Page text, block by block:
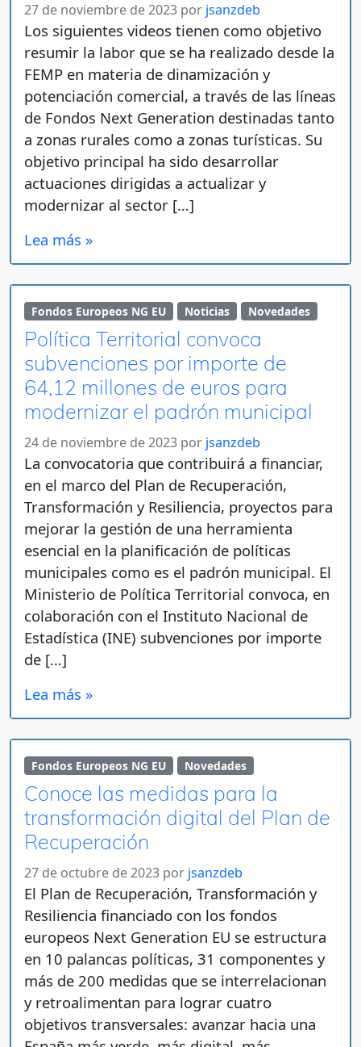
27 de noviembre de 2023 por jsanzdeb
Los siguientes videos tienen como objetivo
resumir la labor que se ha realizado desde la
FEMP en materia de dinamización y
potenciación comercial, a través de las líneas
de Fondos Next Generation destinadas tanto
a zonas rurales como a zonas turísticas. Su
objetivo principal ha sido desarrollar
actuaciones dirigidas a actualizar y
modernizar al sector […]
Lea más »
Fondos Europeos NG EU Noticias Novedades
Política Territorial convoca
subvenciones por importe de
64,12 millones de euros para
modernizar el padrón municipal
24 de noviembre de 2023 por jsanzdeb
La convocatoria que contribuirá a financiar,
en el marco del Plan de Recuperación,
Transformación y Resiliencia, proyectos para
mejorar la gestión de una herramienta
esencial en la planificación de políticas
municipales como es el padrón municipal. El
Ministerio de Política Territorial convoca, en
colaboración con el Instituto Nacional de
Estadística (INE) subvenciones por importe
de […]
Lea más »
Fondos Europeos NG EU Novedades
Conoce las medidas para la
transformación digital del Plan de
Recuperación
27 de octubre de 2023 por jsanzdeb
El Plan de Recuperación, Transformación y
Resiliencia financiado con los fondos
europeos Next Generation EU se estructura
en 10 palancas políticas, 31 componentes y
más de 200 medidas que se interrelacionan
y retroalimentan para lograr cuatro
objetivos transversales: avanzar hacia una